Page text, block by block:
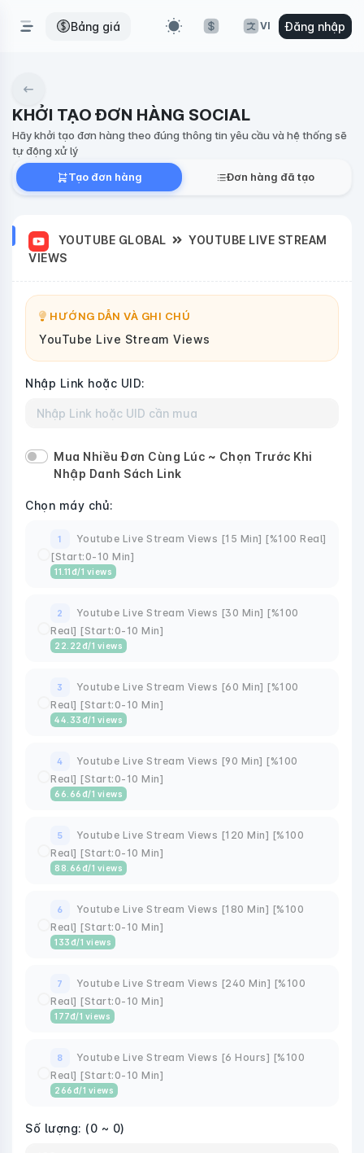
Bảng giá VI Đăng nhập
KHỞI TẠO ĐƠN HÀNG SOCIAL
Hãy khởi tạo đơn hàng theo đúng thông tin yêu cầu và hệ thống sẽ
tự động xử lý
Tạo đơn hàng
Đơn hàng đã tạo
YOUTUBE GLOBAL
YOUTUBE LIVE STREAM
VIEWS
HƯỚNG DẪN VÀ GHI CHÚ
YouTube Live Stream Views
Nhập Link hoặc UID:
Mua Nhiều Đơn Cùng Lúc ~ Chọn Trước Khi
Nhập Danh Sách Link
Chọn máy chủ:
1
Youtube Live Stream Views [15 Min] [%100 Real]
[Start:0-10 Min]
11.11 đ/1 views
2
Youtube Live Stream Views [30 Min] [%100
Real] [Start:0-10 Min]
22.22 đ/1 views
3
Youtube Live Stream Views [60 Min] [%100
Real] [Start:0-10 Min]
44.33 đ/1 views
4
Youtube Live Stream Views [90 Min] [%100
Real] [Start:0-10 Min]
66.66 đ/1 views
5
Youtube Live Stream Views [120 Min] [%100
Real] [Start:0-10 Min]
88.66 đ/1 views
6
Youtube Live Stream Views [180 Min] [%100
Real] [Start:0-10 Min]
133 đ/1 views
7
Youtube Live Stream Views [240 Min] [%100
Real] [Start:0-10 Min]
177đ/1 views
8
Youtube Live Stream Views [6 Hours] [%100
Real] [Start:0-10 Min]
266 đ/1 views
Số lượng: (0 ~ 0)